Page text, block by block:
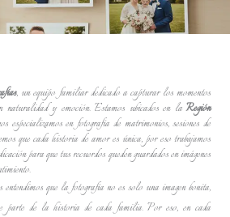
, un equipo familiar dedicado a capturar los momentos
naturalidad y emoción. Estamos ubicados en laRegión
especializamos en fotografía de matrimonios, sesiones de
que cada historia de amor es única, por eso trabajamos
para que tus recuerdos queden guardados en imágenes
entendimos que la fotografía no es solo una imagen bonita,
parte de la historia de cada familia. Por eso, en cada